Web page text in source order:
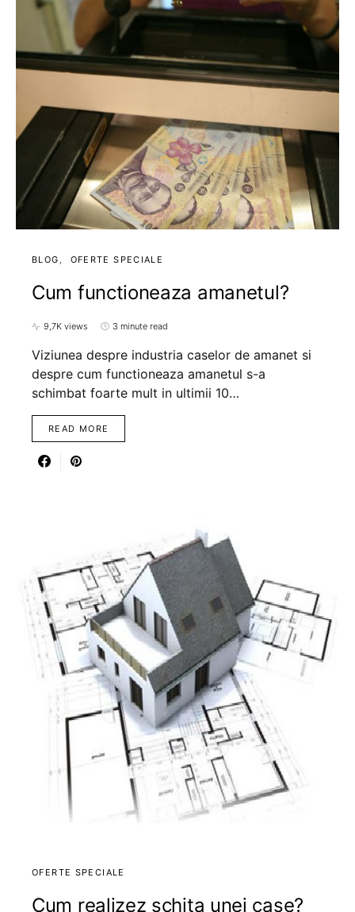
BLOG OFERTE SPECIALE
Cum functioneaza amanetul?
9,7K views 3 minute read
Viziunea despre industria caselor de amanet si
despre cum functioneaza amanetul s-a
schimbat foarte mult in ultimii 10…
READ MORE
OFERTE SPECIALE
Cum realizez schita unei case?